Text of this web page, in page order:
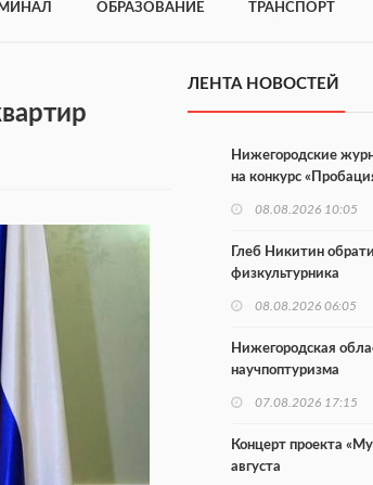
ОБРАЗОВАНИЕ ТРАНСПОРТ
ЛЕНТА НОВОСТЕЙ
Нижегородские
на конкурс
08.08.2026 10:05
Глеб Никитин
физкультурника
08.08.2026 06:05
Нижегородская
научпоптуризма
07.08.2026 17:15
Концерт проекта
августа